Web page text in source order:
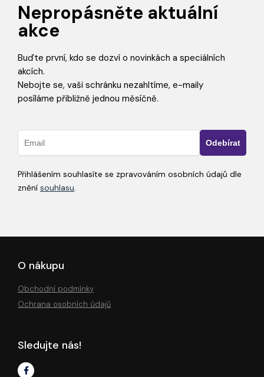
Nepropásněte aktuální
akce
Buďte první, kdo se dozví o novinkách a speciálních
akcích.
Nebojte se, vaši schránku nezahltíme, e-maily
posíláme přibližně jednou měsíčně.
Přihlášením souhlasíte se zpravováním osobních údajů dle
znění souhlasu.
O nákupu
Obchodní podmínky
Ochrana osobních údajů
Sledujte nás!